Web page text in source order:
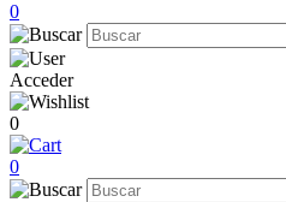
0
Acceder
0
0